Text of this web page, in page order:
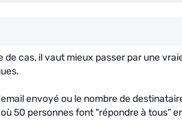
de cas, il vaut mieux passer par une
envoyé ou le nombre de
50 personnes font "répondre à tous"